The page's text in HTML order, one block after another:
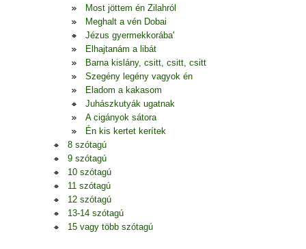
Most jöttem én Zilahról
Meghalt a vén Dobai
Jézus gyermekkorába'
Elhajtanám a libát
Barna kislány, csitt, csitt, csitt
Szegény legény vagyok én
Eladom a kakasom
Juhászkutyák ugatnak
A cigányok sátora
Én kis kertet kerítek
8 szótagú
9 szótagú
10 szótagú
11 szótagú
12 szótagú
13-14 szótagú
15 vagy több szótagú